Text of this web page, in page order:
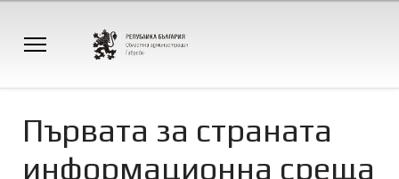
Първата за страната
информационна среща